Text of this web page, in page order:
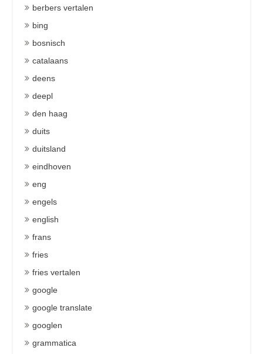
berbers vertalen
bing
bosnisch
catalaans
deens
deepl
den haag
duits
duitsland
eindhoven
eng
engels
english
frans
fries
fries vertalen
google
google translate
googlen
grammatica